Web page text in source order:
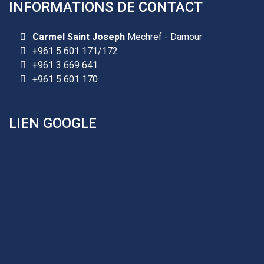
Les demandes d'inscription pour l'année scolaire
2026-2027 sont reçues à la direction de
l'établissement selon des rendez-vous fixés à
l’avance.
+961 3 669 641
INFORMATIONS DE CONTACT
Carmel Saint Joseph Mechref - Damour
+961 5 601 171/172
+961 3 669 641
+961 5 601 170
LIEN GOOGLE